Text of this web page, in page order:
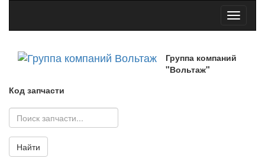
Toggle
Группа компаний
"Вольтаж"
Код запчасти
Найти